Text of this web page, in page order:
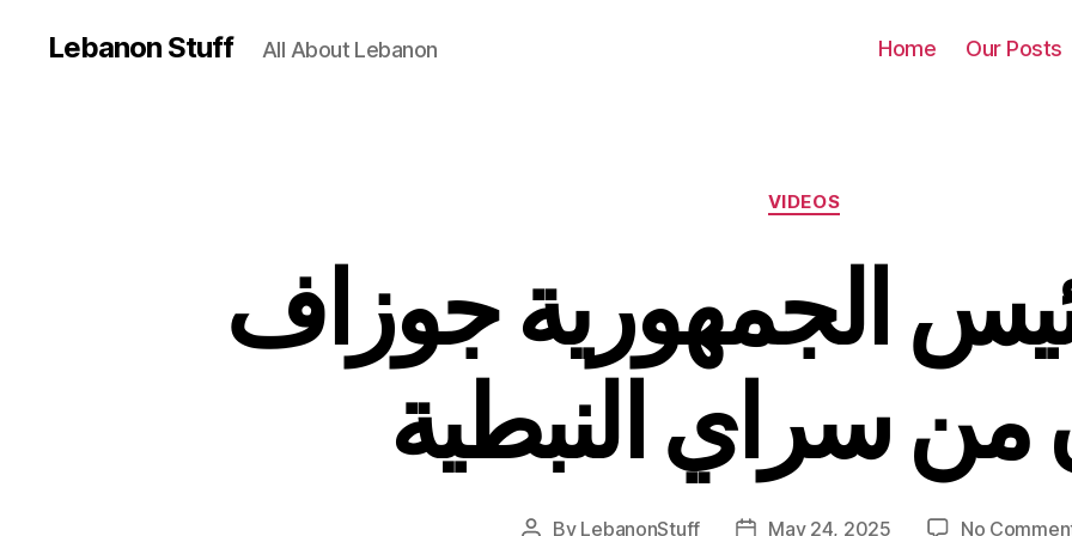
Lebanon Stuff All About Lebanon Home Our Posts
Categories
VIDEOS
الجمهورية جوزاف
سراي النبطية
Post
By LebanonStuff
PostMay 24, 2025 No